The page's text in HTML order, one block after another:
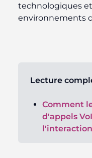
technologiques
environnements
Lecture
Comment
d'appels